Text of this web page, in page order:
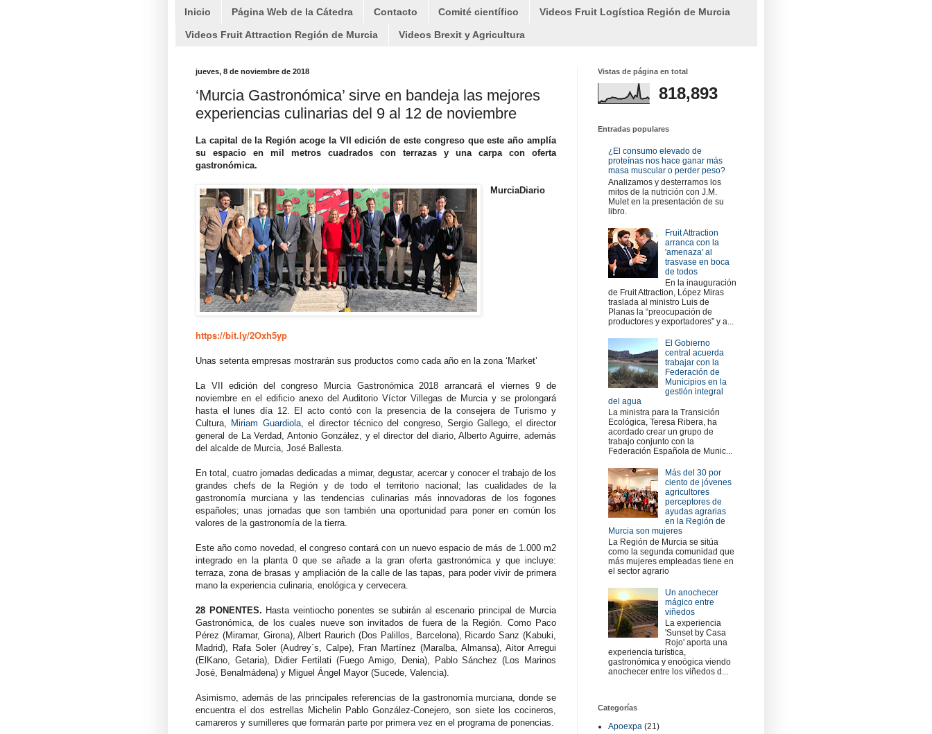
Inicio Página Web de la Cátedra Contacto Comité científico Videos Fruit Logística Región de Murcia
Videos Fruit Attraction Región de Murcia Videos Brexit y Agricultura
jueves, 8 de noviembre de 2018
‘Murcia Gastronómica’ sirve en bandeja las mejores
experiencias culinarias del 9 al 12 de noviembre
La capital de la Región acoge la VII edición de este congreso que este año amplía
su espacio en mil metros cuadrados con terrazas y una carpa con oferta
gastronómica.
MurciaDiario
https://bit.ly/2Oxh5yp
Unas setenta empresas mostrarán sus productos como cada año en la zona ‘Market’
La VII edición del congreso Murcia Gastronómica 2018 arrancará el viernes 9 de
noviembre en el edificio anexo del Auditorio Víctor Villegas de Murcia y se prolongará
hasta el lunes día 12. El acto contó con la presencia de la consejera de Turismo y
Cultura,
Miriam Guardiola, el director técnico del congreso, Sergio Gallego, el director
general de La Verdad, Antonio González, y el director del diario, Alberto Aguirre, además
del alcalde de Murcia, José Ballesta.
En total, cuatro jornadas dedicadas a mimar, degustar, acercar y conocer el trabajo de los
grandes chefs de la Región y de todo el territorio nacional; las cualidades de la
gastronomía murciana y las tendencias culinarias más innovadoras de los fogones
españoles; unas jornadas que son también una oportunidad para poner en común los
valores de la gastronomía de la tierra.
Este año como novedad, el congreso contará con un nuevo espacio de más de 1.000 m2
integrado en la planta 0 que se añade a la gran oferta gastronómica y que incluye:
terraza, zona de brasas y ampliación de la calle de las tapas, para poder vivir de primera
mano la experiencia culinaria, enológica y cervecera.
28 PONENTES. Hasta veintiocho ponentes se subirán al escenario principal de Murcia
Gastronómica, de los cuales nueve son invitados de fuera de la Región. Como Paco
Pérez (Miramar, Girona), Albert Raurich (Dos Palillos, Barcelona), Ricardo Sanz (Kabuki,
Madrid), Rafa Soler (Audrey´s, Calpe), Fran Martínez (Maralba, Almansa), Aitor Arregui
(ElKano, Getaria), Didier Fertilati (Fuego Amigo, Denia), Pablo Sánchez (Los Marinos
José, Benalmádena) y Miguel Ángel Mayor (Sucede, Valencia).
Asimismo, además de las principales referencias de la gastronomía murciana, donde se
encuentra el dos estrellas Michelin Pablo González‐Conejero, son siete los cocineros,
camareros y sumilleres que formarán parte por primera vez en el programa de ponencias.
Vistas de página en total
818,893
Entradas populares
¿El consumo elevado de
proteínas nos hace ganar más
masa muscular o perder peso?
Analizamos y desterramos los
mitos de la nutrición con J.M.
Mulet en la presentación de su
libro.
Fruit Attraction
arranca con la
'amenaza' al
trasvase en boca
de todos
En la inauguración
de Fruit Attraction, López Miras
traslada al ministro Luis de
Planas la “preocupación de
productores y exportadores” y a...
El Gobierno
central acuerda
trabajar con la
Federación de
Municipios en la
gestión integral
del agua
La ministra para la Transición
Ecológica, Teresa Ribera, ha
acordado crear un grupo de
trabajo conjunto con la
Federación Española de Munic...
Más del 30 por
ciento de jóvenes
agricultores
perceptores de
ayudas agrarias
en la Región de
Murcia son mujeres
La Región de Murcia se sitúa
como la segunda comunidad que
más mujeres empleadas tiene en
el sector agrario
Un anochecer
mágico entre
viñedos
La experiencia
'Sunset by Casa
Rojo' aporta una
experiencia turística,
gastronómica y enoógica viendo
anochecer entre los viñedos d...
Categorías
Apoexpa (21)